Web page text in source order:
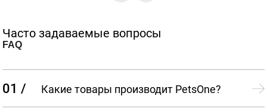
FAQ
Часто задаваемые вопросы
01 / Какие товары производит PetsOne?